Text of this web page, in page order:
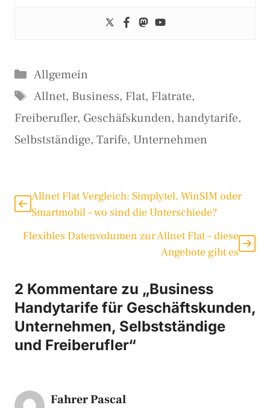
Kategorien
Allgemein
Schlagwörter
Allnet, Business, Flat, Flatrate,
Freiberufler, Geschäfskunden, handytarife,
Selbstständige, Tarife, Unternehmen
Allnet Flat Vergleich: Simplytel, WinSIM oder
Smartmobil – wo sind die Unterschiede?
Flexibles Datenvolumen zur Allnet Flat – diese
Angebote gibt es
2 Kommentare zu „Business
Handytarife für Geschäftskunden,
Unternehmen, Selbstständige
und Freiberufler“
Fahrer Pascal